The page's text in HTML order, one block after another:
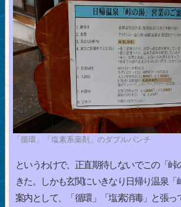
「循環」「塩素系薬剤」のダブルパンチ
というわけで、正直期待しないでこの「峠
きた。しかも玄関にいきなり日帰り温泉「
案内として、「循環」「塩素消毒」と張っ